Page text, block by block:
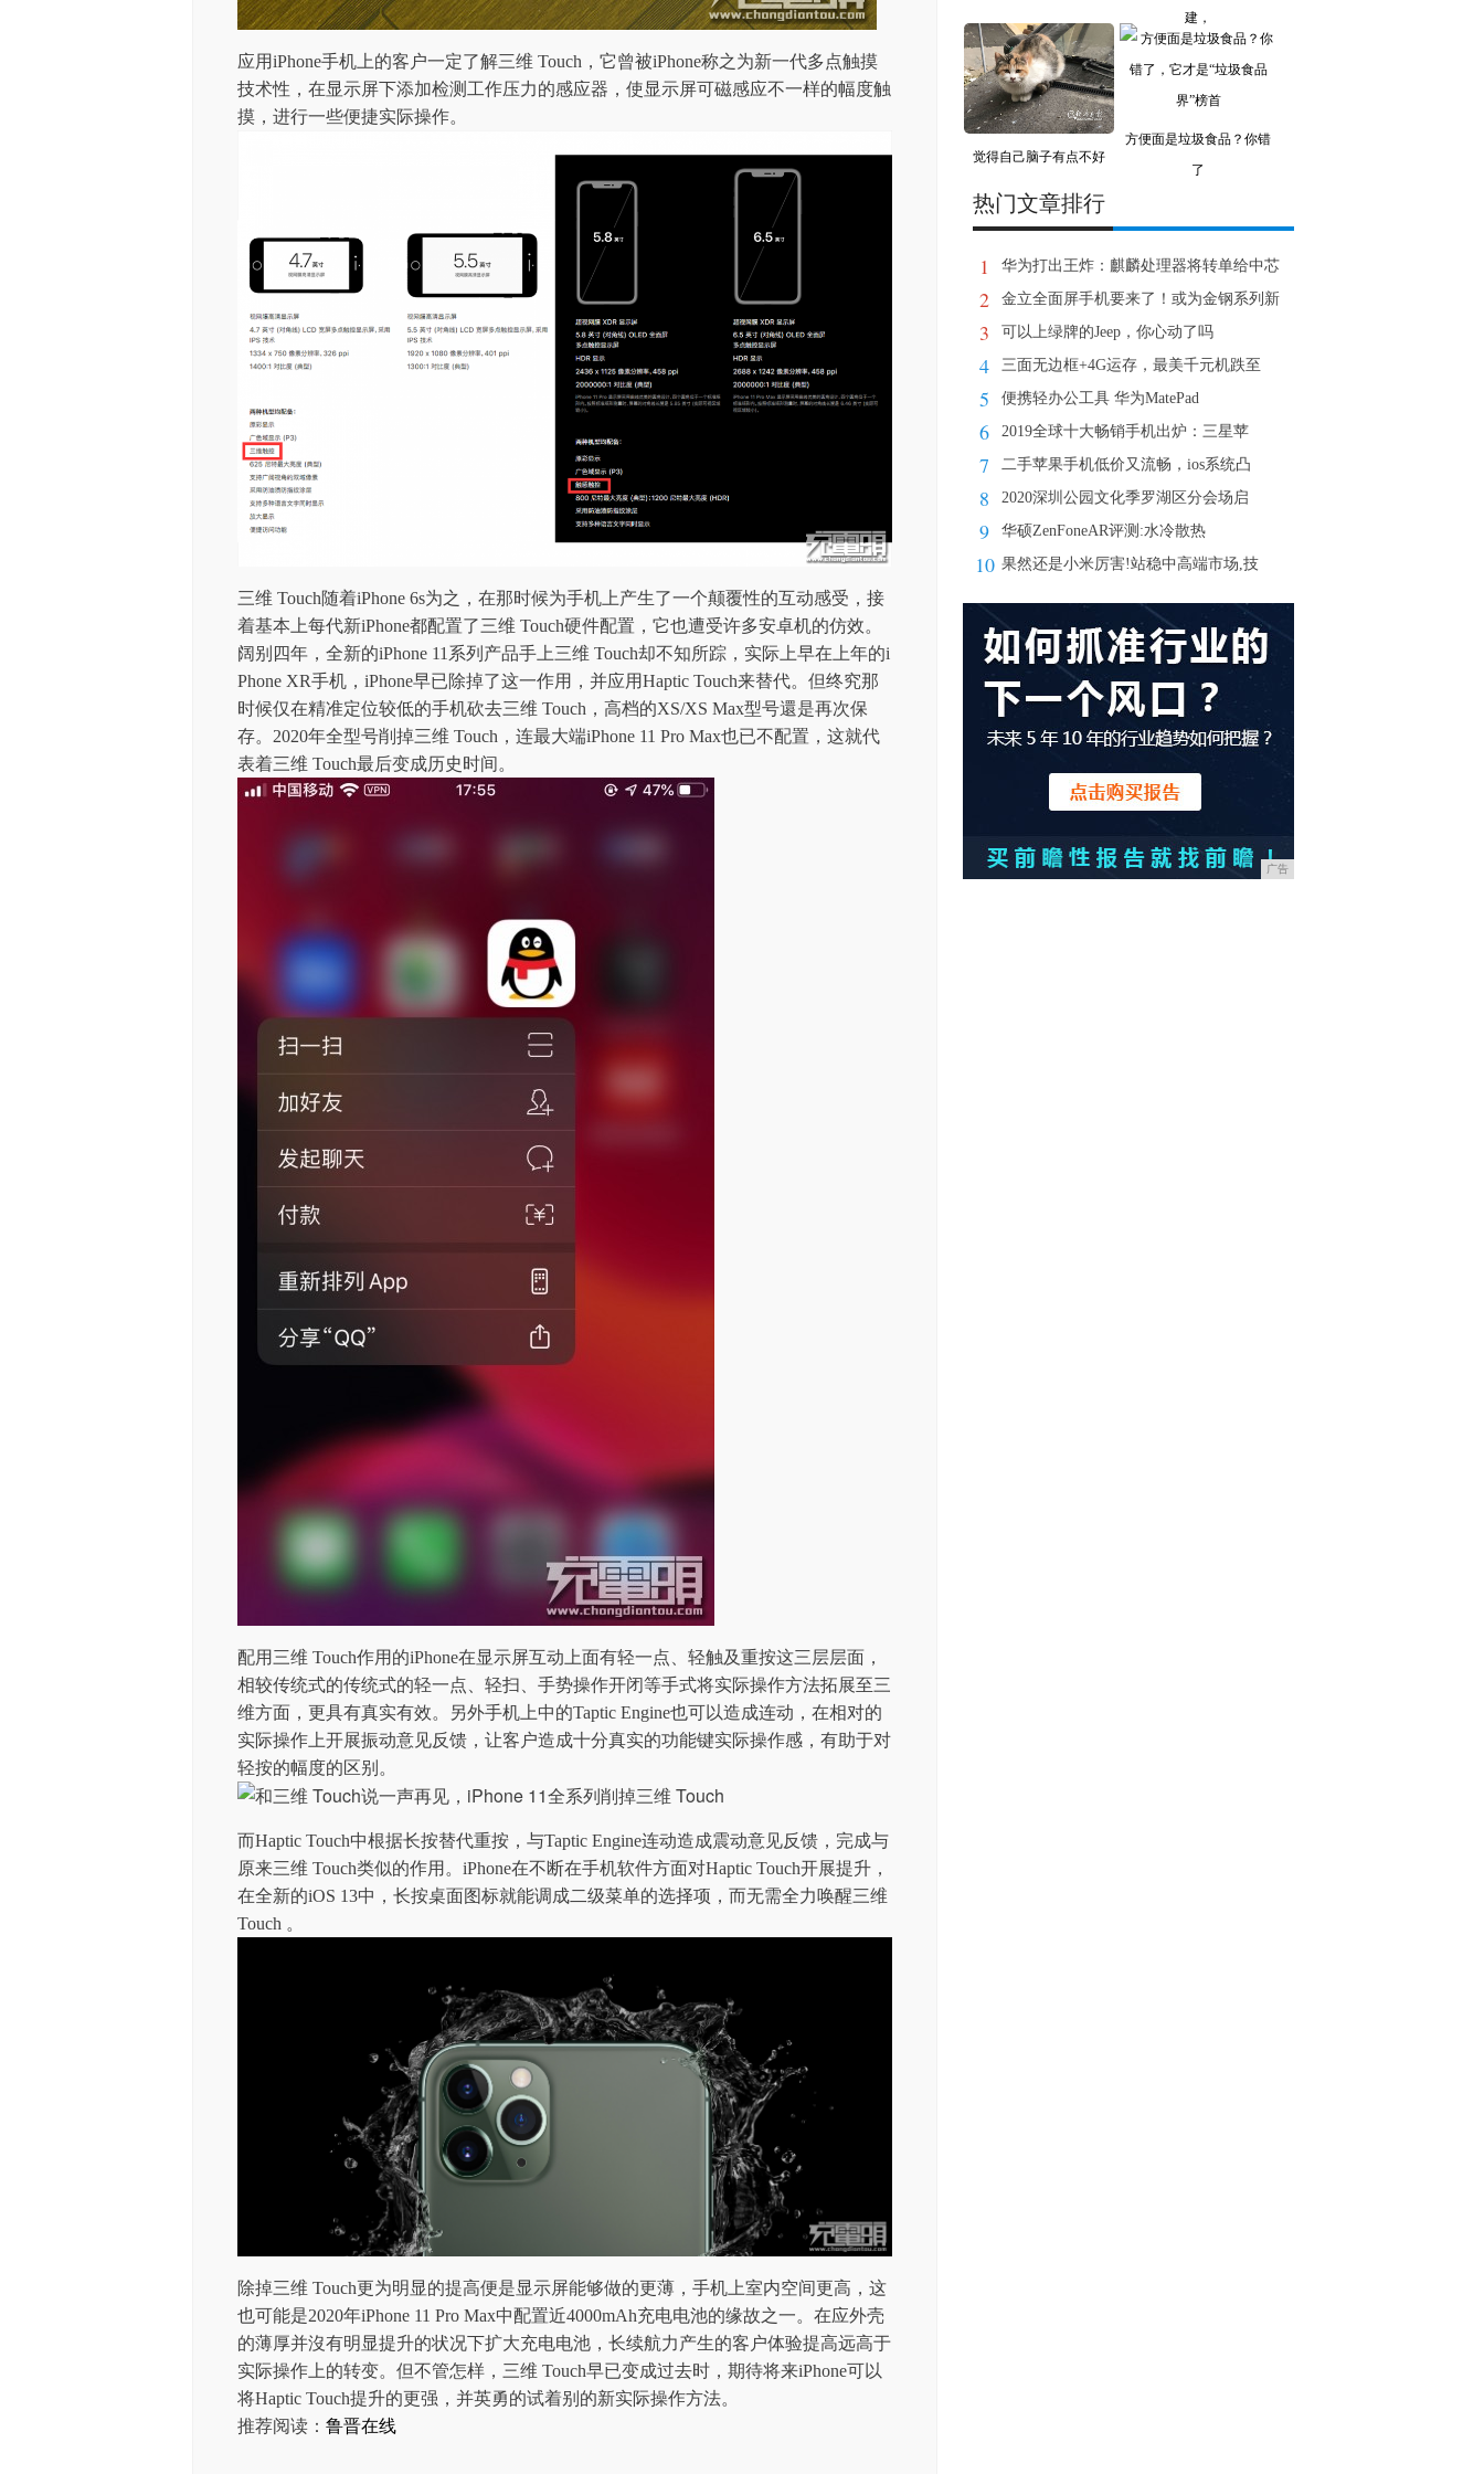
应用iPhone手机上的客户一定了解三维 Touch，它曾被iPhone称之为新一代多点触摸
技术性，在显示屏下添加检测工作压力的感应器，使显示屏可磁感应不一样的幅度触
摸，进行一些便捷实际操作。
三维 Touch随着iPhone 6s为之，在那时候为手机上产生了一个颠覆性的互动感受，接
着基本上每代新iPhone都配置了三维 Touch硬件配置，它也遭受许多安卓机的仿效。
阔别四年，全新的iPhone 11系列产品手上三维 Touch却不知所踪，实际上早在上年的i
Phone XR手机，iPhone早已除掉了这一作用，并应用Haptic Touch来替代。但终究那
时候仅在精准定位较低的手机砍去三维 Touch，高档的XS/XS Max型号還是再次保
存。2020年全型号削掉三维 Touch，连最大端iPhone 11 Pro Max也已不配置，这就代
表着三维 Touch最后变成历史时间。
配用三维 Touch作用的iPhone在显示屏互动上面有轻一点、轻触及重按这三层层面，
相较传统式的传统式的轻一点、轻扫、手势操作开闭等手式将实际操作方法拓展至三
维方面，更具有真实有效。另外手机上中的Taptic Engine也可以造成连动，在相对的
实际操作上开展振动意见反馈，让客户造成十分真实的功能键实际操作感，有助于对
轻按的幅度的区别。
而Haptic Touch中根据长按替代重按，与Taptic Engine连动造成震动意见反馈，完成与
原来三维 Touch类似的作用。iPhone在不断在手机软件方面对Haptic Touch开展提升，
在全新的iOS 13中，长按桌面图标就能调成二级菜单的选择项，而无需全力唤醒三维
Touch 。
除掉三维 Touch更为明显的提高便是显示屏能够做的更薄，手机上室内空间更高，这
也可能是2020年iPhone 11 Pro Max中配置近4000mAh充电电池的缘故之一。在应外壳
的薄厚并沒有明显提升的状况下扩大充电电池，长续航力产生的客户体验提高远高于
实际操作上的转变。但不管怎样，三维 Touch早已变成过去时，期待将来iPhone可以
将Haptic Touch提升的更强，并英勇的试着别的新实际操作方法。
推荐阅读： 鲁晋在线
建，
觉得自己脑子有点不好
方便面是垃圾食品？你错
了
热门文章排行
1 华为打出王炸：麒麟处理器将转单给中芯
2 金立全面屏手机要来了！或为金钢系列新
3 可以上绿牌的Jeep，你心动了吗
4 三面无边框+4G运存，最美千元机跌至
5 便携轻办公工具 华为MatePad
6 2019全球十大畅销手机出炉：三星苹
7 二手苹果手机低价又流畅，ios系统凸
8 2020深圳公园文化季罗湖区分会场启
9 华硕ZenFoneAR评测:水冷散热
10 果然还是小米厉害!站稳中高端市场,技
广告